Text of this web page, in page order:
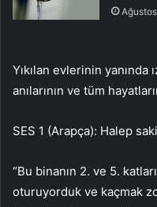
Yıkılan evlerinin yanında
anılarının ve tüm
SES 1 (Arapça): Halep
“Bu binanın 2. ve 5.
oturuyorduk ve kaçmak